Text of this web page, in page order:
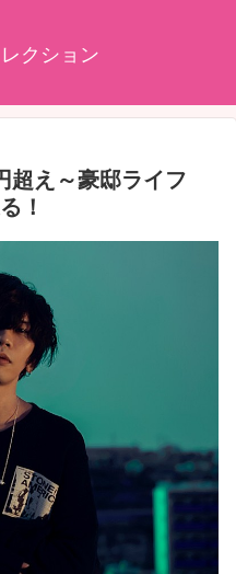
クション
超え～豪邸ライフ
！